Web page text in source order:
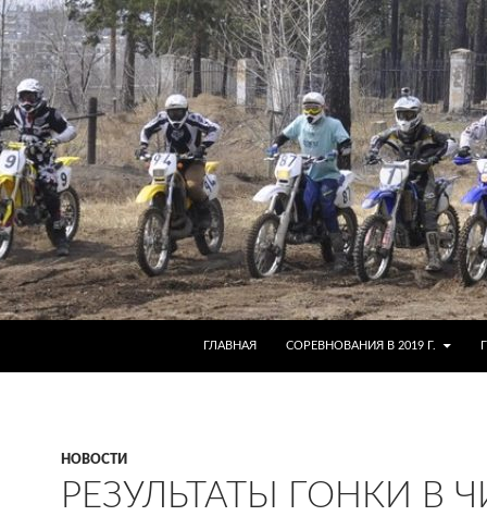
ГЛАВНАЯ СОРЕВНОВАНИЯ В 2019 Г.
НОВОСТИ
РЕЗУЛЬТАТЫ ГОНКИ В